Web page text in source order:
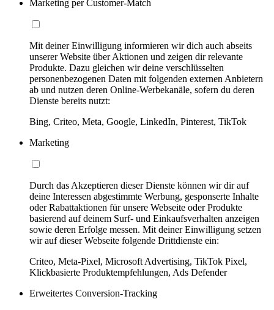
Marketing per Customer-Match
Mit deiner Einwilligung informieren wir dich auch abseits
unserer Website über Aktionen und zeigen dir relevante
Produkte. Dazu gleichen wir deine verschlüsselten
personenbezogenen Daten mit folgenden externen Anbietern
ab und nutzen deren Online-Werbekanäle, sofern du deren
Dienste bereits nutzt:
Bing, Criteo, Meta, Google, LinkedIn, Pinterest, TikTok
Marketing
Durch das Akzeptieren dieser Dienste können wir dir auf
deine Interessen abgestimmte Werbung, gesponserte Inhalte
oder Rabattaktionen für unsere Webseite oder Produkte
basierend auf deinem Surf- und Einkaufsverhalten anzeigen
sowie deren Erfolge messen. Mit deiner Einwilligung setzen
wir auf dieser Webseite folgende Drittdienste ein:
Criteo, Meta-Pixel, Microsoft Advertising, TikTok Pixel,
Klickbasierte Produktempfehlungen, Ads Defender
Erweitertes Conversion-Tracking